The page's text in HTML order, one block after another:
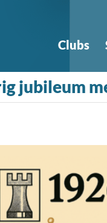
Clubs
jubileum